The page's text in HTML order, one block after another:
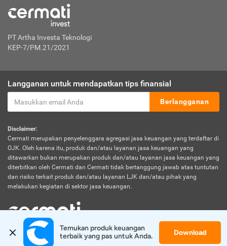
PT Artha Investa Teknologi
KEP-7/PM.21/2021
Langganan untuk mendapatkan tips finansial
Berlangganan
Disclaimer:
Cermati merupakan penyelenggara agregasi jasa keuangan yang terdaftar di
OJK. Oleh karena itu, produk dan/atau layanan jasa keuangan yang
ditawarkan bukan merupakan produk dan/atau layanan jasa keuangan yang
diterbitkan oleh Cermati dan Cermati tidak bertanggung jawab atas tuntutan
dan risiko terkait produk dan/atau layanan LJK dan/atau pihak yang
melakukan kegiatan di sektor jasa keuangan.
© 2026 Cermati. All Rights Reserved.
Temukan produk keuangan
terbaik yang pas untuk Anda.
Download